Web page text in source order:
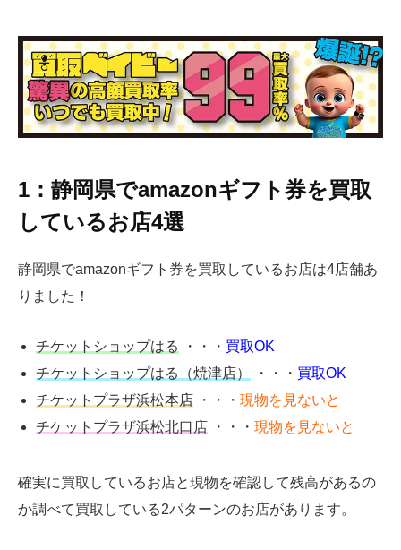
1：静岡県でamazonギフト券を買取
しているお店4選
静岡県でamazonギフト券を買取しているお店は4店舗あ
りました！
チケットショップはる ・・・ 買取OK
チケットショップはる（焼津店）
・・・ 買取OK
チケットプラザ浜松本店 ・・・ 現物を見ないと
チケットプラザ浜松北口店 ・・・ 現物を見ないと
確実に買取しているお店と現物を確認して残高があるの
か調べて買取している2パターンのお店があります。